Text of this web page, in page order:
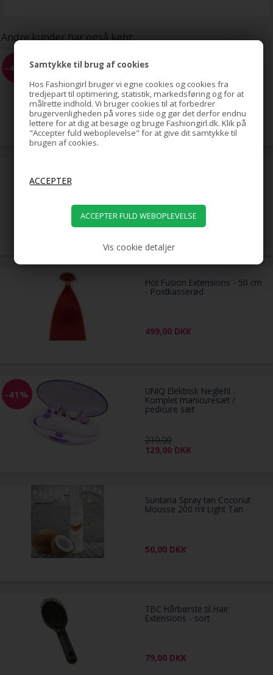
Samtykke til brug af cookies
Hos Fashiongirl bruger vi egne cookies og cookies fra
tredjepart til optimering, statistik, markedsføring og for at
målrette indhold. Vi bruger cookies til at forbedrer
brugervenligheden på vores side og gør det derfor endnu
lettere for at dig at besøge og bruge Fashiongirl.dk. Klik på
"Accepter fuld weboplevelse" for at give dit samtykke til
brugen af cookies.
Vis cookie detaljer
Andre kunder har også købt:
-40% BLAX Hårelastikker 4mm -
65,00
39,00DKK
699,00 DKK
Hot Fusion Extensions - 50 cm
- Postkasserød
499,00 DKK
-41% UNIQ Elektrisk Neglefil -
Komplet manicuresæt /
pedicure sæt
219,00
129,00 DKK
Suntana Spray tan Coconut
Mousse 200 ml Light Tan
50,00 DKK
TBC Hårbørste til Hair
Extensions - sort
79,00 DKK